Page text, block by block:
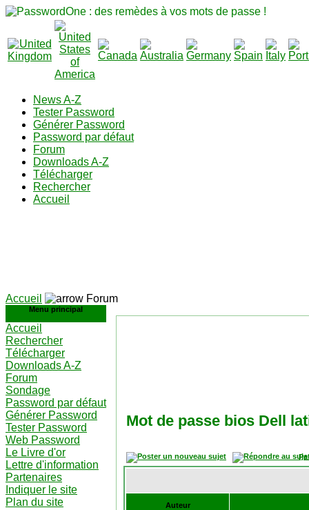
News A-Z
Tester Password
Générer Password
Password par défaut
Forum
Downloads A-Z
Télécharger
Rechercher
Accueil
Accueil Forum
Menu principal
Accueil
Rechercher
Télécharger
Downloads A-Z
Forum
Sondage
Password par défaut
Générer Password
Tester Password
Web Password
Le Livre d'or
Lettre d'information
Partenaires
Indiquer le site
Plan du site
Mot de passe bios Dell
Auteur